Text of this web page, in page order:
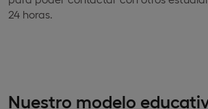
24 horas.
Nuestro modelo